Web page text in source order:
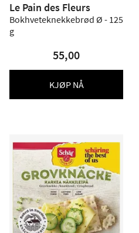
Le Pain des Fleurs
Bokhveteknekkebrød Ø - 125
g
55,00
KJØP NÅ